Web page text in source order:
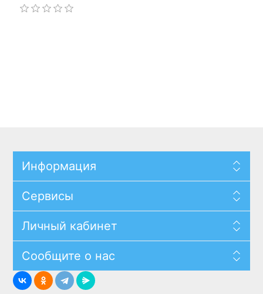
Информация
Сервисы
Личный кабинет
Сообщите о нас